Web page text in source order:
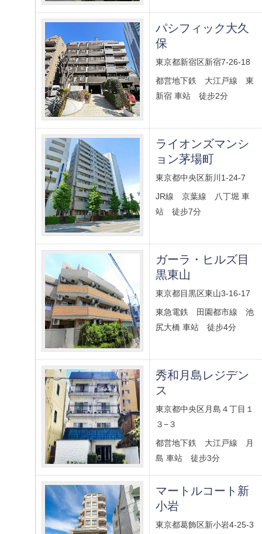
パシフィック大久
保
東京都新宿区新宿7-26-18
都営地下鉄 大江戸線 東
新宿 車站 徒步2分
ライオンズマンシ
ョン茅場町
東京都中央区新川1-24-7
JR線 京葉線 八丁堀 車
站 徒步7分
ガーラ・ヒルズ目
黒東山
東京都目黒区東山3-16-17
東急電鉄 田園都市線 池
尻大橋 車站 徒步4分
秀和月島レジデン
ス
東京都中央区月島４丁目１
３−３
都営地下鉄 大江戸線 月
島 車站 徒步3分
マートルコート新
小岩
東京都葛飾区新小岩4-25-3